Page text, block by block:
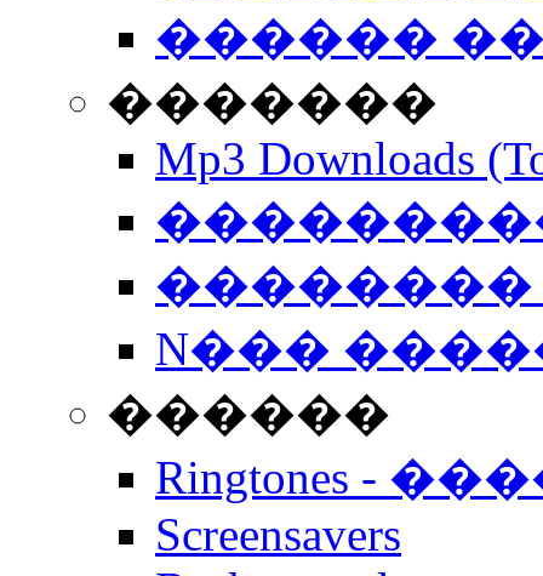
������
�������
Mp3 Downloads
��������
N���
������
Ringtones -
Screensavers